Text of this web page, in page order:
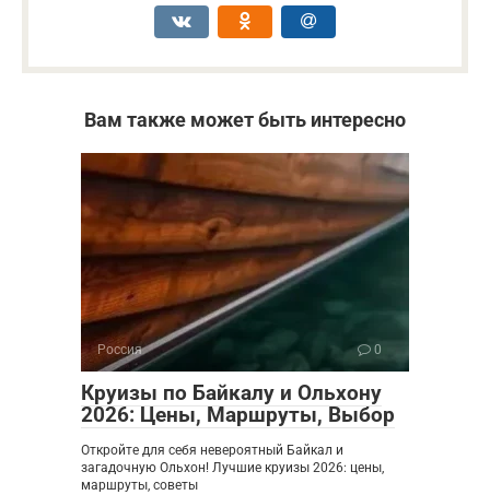
Вам также может быть интересно
Россия 0
Круизы по Байкалу и Ольхону
2026: Цены, Маршруты, Выбор
Откройте для себя невероятный Байкал и
загадочную Ольхон! Лучшие круизы 2026: цены,
маршруты, советы